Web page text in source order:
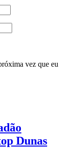
vez que eu
Dunas